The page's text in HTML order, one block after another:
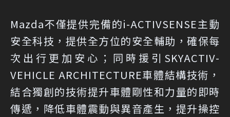
Mazda不僅提供完備的i-ACTIVSENSE主動
安全科技，提供全方位的安全輔助，確保每
次出行更加安心；同時援引SKYACTIV-
VEHICLE ARCHITECTURE車體結構技術，
結合獨創的技術提升車體剛性和力量的即時
傳遞，降低車體震動與異音產生，提升操控